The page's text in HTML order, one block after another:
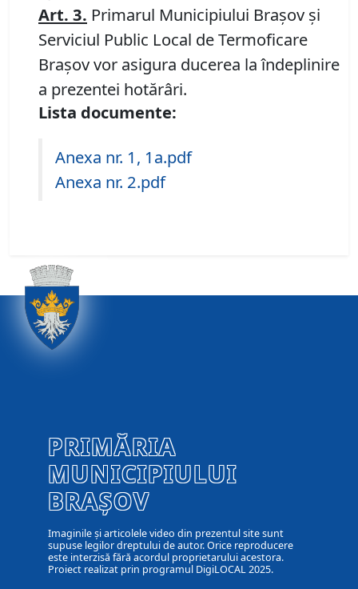
Art. 3. Primarul Municipiului Brașov și
Serviciul Public Local de Termoficare
Brașov vor asigura ducerea la îndeplinire
a prezentei hotărâri.
Lista documente:
Anexa nr. 1, 1a.pdf
Anexa nr. 2.pdf
PRIMĂRIA
MUNICIPIULUI
BRAȘOV
Imaginile și articolele video din prezentul site sunt
supuse legilor dreptului de autor. Orice reproducere
este interzisă fără acordul proprietarului acestora.
Proiect realizat prin programul DigiLOCAL 2025.